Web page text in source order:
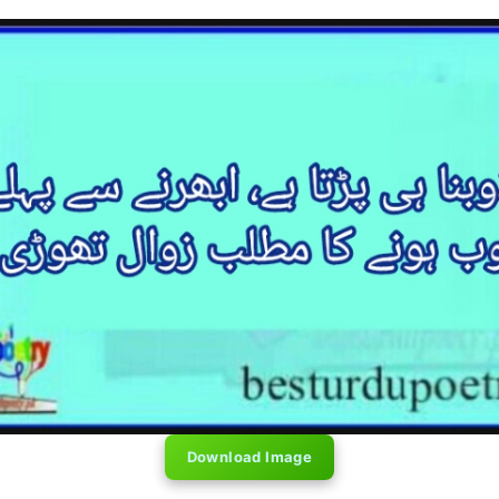
Download Image